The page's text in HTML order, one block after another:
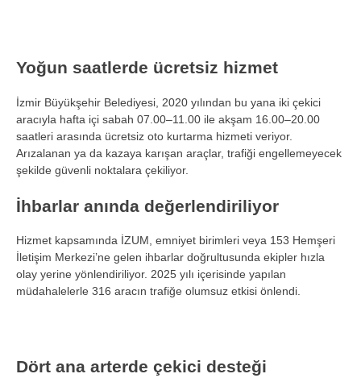
Yoğun saatlerde ücretsiz hizmet
İzmir Büyükşehir Belediyesi, 2020 yılından bu yana iki çekici
aracıyla hafta içi sabah 07.00–11.00 ile akşam 16.00–20.00
saatleri arasında ücretsiz oto kurtarma hizmeti veriyor.
Arızalanan ya da kazaya karışan araçlar, trafiği engellemeyecek
şekilde güvenli noktalara çekiliyor.
İhbarlar anında değerlendiriliyor
Hizmet kapsamında İZUM, emniyet birimleri veya 153 Hemşeri
İletişim Merkezi’ne gelen ihbarlar doğrultusunda ekipler hızla
olay yerine yönlendiriliyor. 2025 yılı içerisinde yapılan
müdahalelerle 316 aracın trafiğe olumsuz etkisi önlendi.
Dört ana arterde çekici desteği